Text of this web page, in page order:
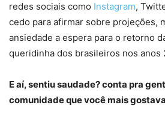
redes sociais como Instagram,
cedo para afirmar sobre projeções,
ansiedade a espera para o retorno
queridinha dos brasileiros nos anos
E aí, sentiu saudade? conta pra
comunidade que você mais